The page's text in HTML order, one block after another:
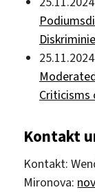
Criticisms
Kontakt
Kontakt:
Mironova: